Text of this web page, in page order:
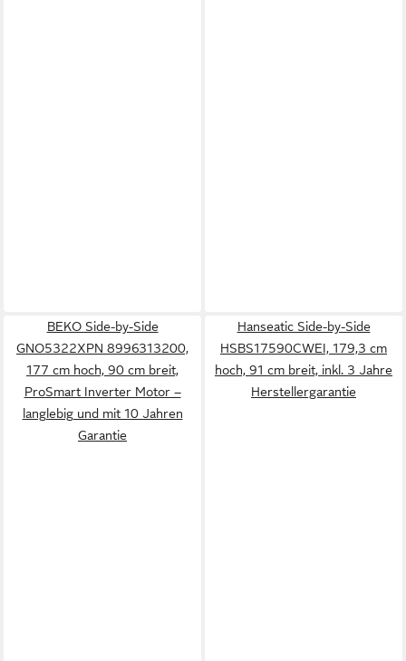
BEKO Side-by-Side
GNO5322XPN 8996313200,
177 cm hoch, 90 cm breit,
ProSmart Inverter Motor –
langlebig und mit 10 Jahren
Garantie
Hanseatic Side-by-Side
HSBS17590CWEI, 179,3 cm
hoch, 91 cm breit, inkl. 3 Jahre
Herstellergarantie